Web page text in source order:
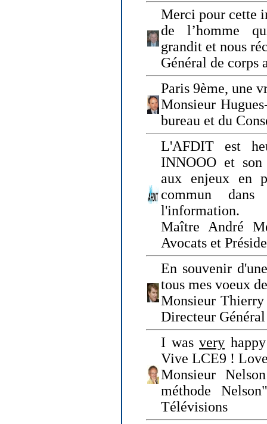
Merci pour cette
de l’homme
grandit et nous
Général de corps
Paris 9ème, une
Monsieur
bureau et du
L'AFDIT est
INNOOO et
aux enjeux en
commun
l'information.
Maître André
Avocats et
En souvenir
tous mes voeux
Monsieur
Directeur
I was very
Vive LCE9 !
Monsieur
méthode
Télévisions